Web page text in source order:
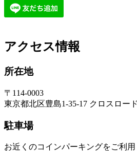
アクセス情報
所在地
〒114-0003
東京都北区豊島1-35-17 クロスロー
駐車場
お近くのコインパーキングをご利